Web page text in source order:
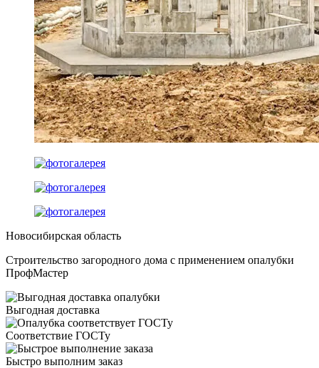
Новосибирская область
Строительство загородного дома с применением опалубки
ПрофМастер
Выгодная доставка
Соответствие ГОСТу
Быстро выполним заказ